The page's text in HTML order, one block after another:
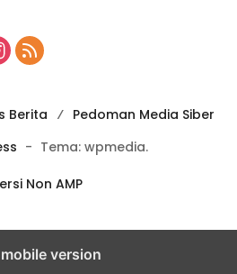
Berita
Pedoman Media Siber
- Tema: wpmedia.
Non AMP
version